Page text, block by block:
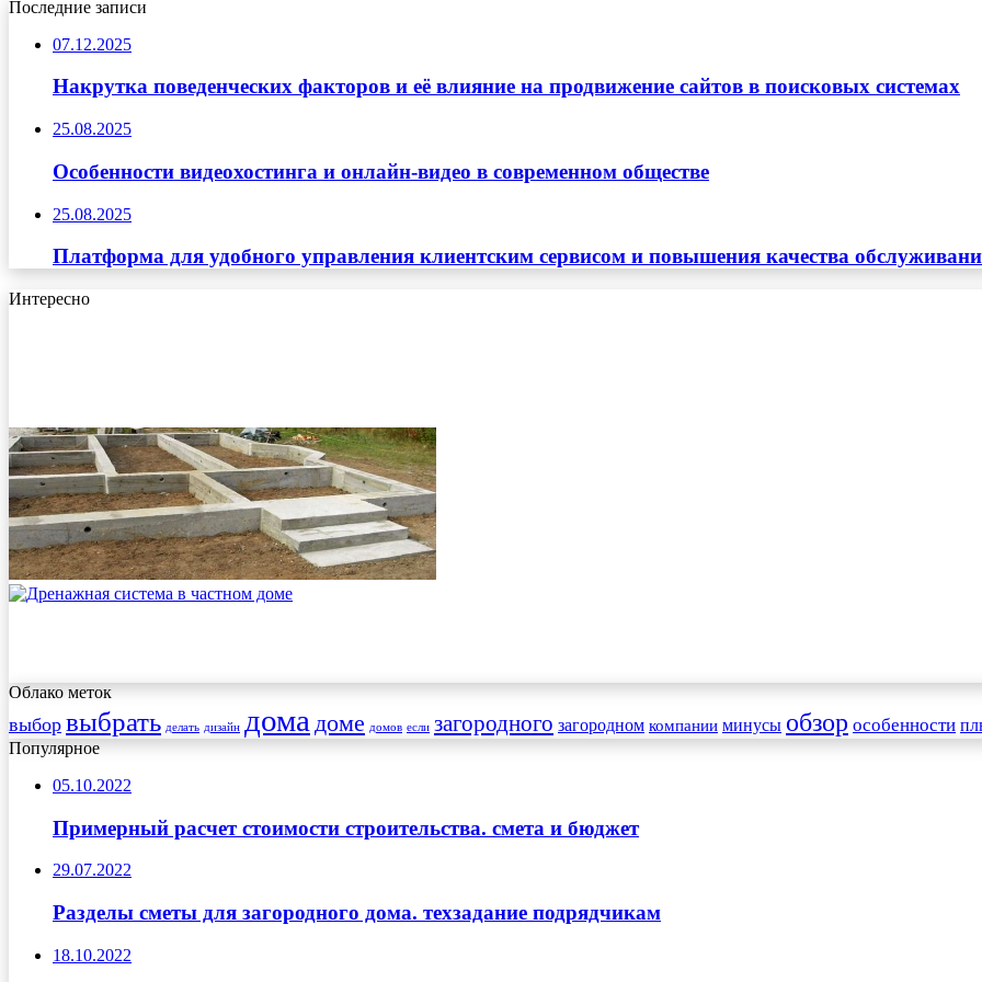
Последние записи
07.12.2025
Накрутка поведенческих факторов и её влияние на продвижение сайтов в поисковых системах
25.08.2025
Особенности видеохостинга и онлайн-видео в современном обществе
25.08.2025
Платформа для удобного управления клиентским сервисом и повышения качества
Интересно
Облако меток
выбор выбрать делать дизайн дома доме домов если загородного загородном компании минусы обзор особенности
Популярное
05.10.2022
Примерный расчет стоимости строительства. смета и бюджет
29.07.2022
Разделы сметы для загородного дома. техзадание подрядчикам
18.10.2022